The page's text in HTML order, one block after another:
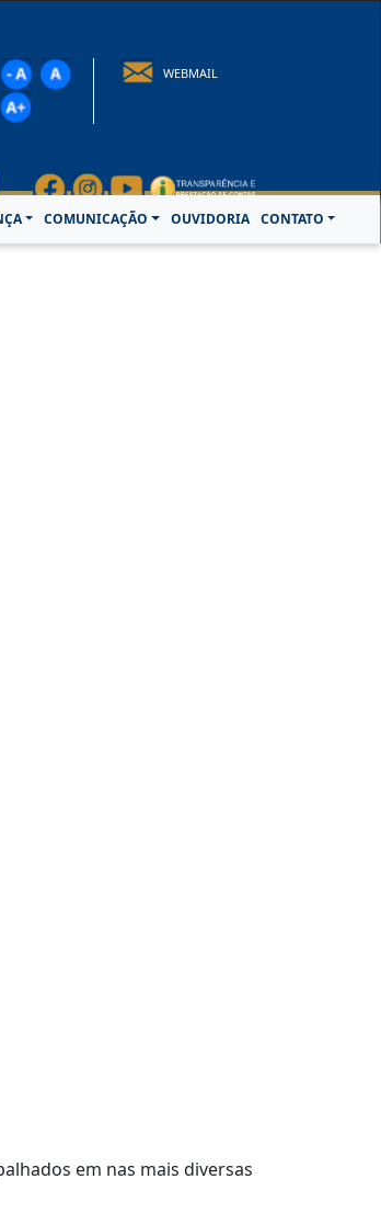
WEBMAIL
COMUNICAÇÃO OUVIDORIA CONTATO
em nas mais diversas